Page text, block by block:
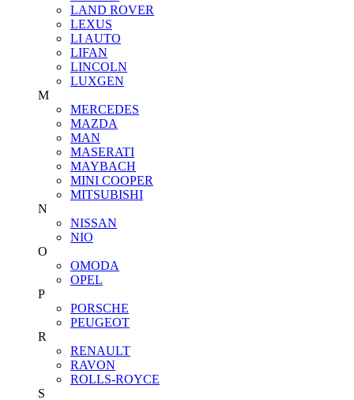
LAND ROVER
LEXUS
LI AUTO
LIFAN
LINCOLN
LUXGEN
M
MERCEDES
MAZDA
MAN
MASERATI
MAYBACH
MINI COOPER
MITSUBISHI
N
NISSAN
NIO
O
OMODA
OPEL
P
PORSCHE
PEUGEOT
R
RENAULT
RAVON
ROLLS-ROYCE
S